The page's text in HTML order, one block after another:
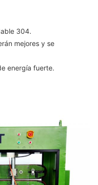
304.
mejores y se
energía fuerte.